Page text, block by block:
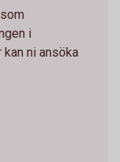
i
ni ansöka